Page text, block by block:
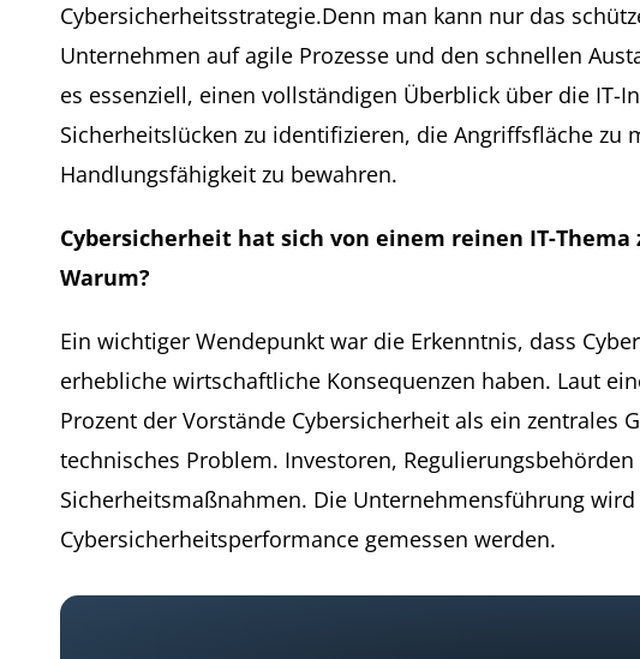
Cybersicherheitsstrategie.Denn man kann nur das
Unternehmen auf agile Prozesse und den schnellen
es essenziell, einen vollständigen Überblick über die
Sicherheitslücken zu identifizieren, die Angriffsfläche
Handlungsfähigkeit zu bewahren.
Cybersicherheit hat sich von einem reinen IT-
Warum?
Ein wichtiger Wendepunkt war die Erkenntnis, dass
erhebliche wirtschaftliche Konsequenzen haben. Laut
Prozent der Vorstände Cybersicherheit als ein zentrales
technisches Problem. Investoren,
Sicherheitsmaßnahmen. Die Unternehmensführung
Cybersicherheitsperformance gemessen werden.